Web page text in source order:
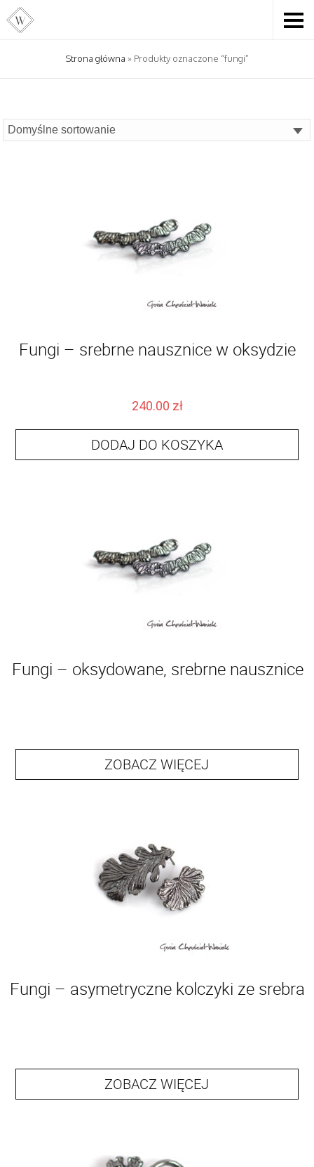
Strona główna » Produkty oznaczone “fungi”
Fungi – srebrne nausznice w oksydzie
240.00 zł
DODAJ DO KOSZYKA
Fungi – oksydowane, srebrne nausznice
ZOBACZ WIĘCEJ
Fungi – asymetryczne kolczyki ze srebra
ZOBACZ WIĘCEJ